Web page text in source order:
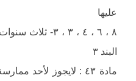
علیھا
البند ٣
مادة ٤٣ : لایجوز لأحد